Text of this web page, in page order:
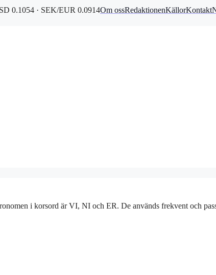
0.1054 · SEK/EUR 0.0914Om ossRedaktionenKällorKontakt
i korsord är VI, NI och ER. De används frekvent och